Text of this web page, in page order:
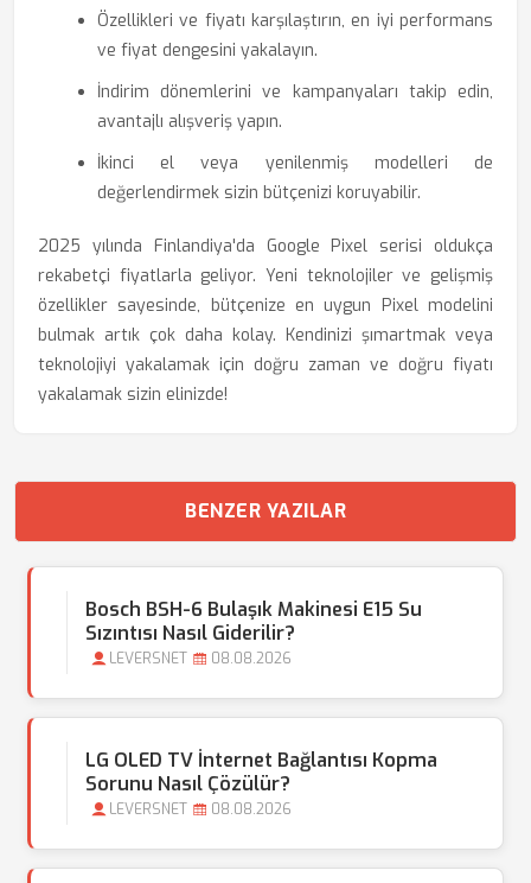
Özellikleri ve fiyatı karşılaştırın, en iyi performans
ve fiyat dengesini yakalayın.
İndirim dönemlerini ve kampanyaları takip edin,
avantajlı alışveriş yapın.
İkinci el veya yenilenmiş modelleri de
değerlendirmek sizin bütçenizi koruyabilir.
2025 yılında Finlandiya'da Google Pixel serisi oldukça
rekabetçi fiyatlarla geliyor. Yeni teknolojiler ve gelişmiş
özellikler sayesinde, bütçenize en uygun Pixel modelini
bulmak artık çok daha kolay. Kendinizi şımartmak veya
teknolojiyi yakalamak için doğru zaman ve doğru fiyatı
yakalamak sizin elinizde!
BENZER YAZILAR
Bosch BSH-6 Bulaşık Makinesi E15 Su
Sızıntısı Nasıl Giderilir?
LEVERSNET 08.08.2026
LG OLED TV İnternet Bağlantısı Kopma
Sorunu Nasıl Çözülür?
LEVERSNET 08.08.2026